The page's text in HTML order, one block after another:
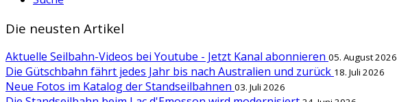
Die neusten Artikel
Aktuelle Seilbahn-Videos bei Youtube - Jetzt Kanal abonnieren 05. August 2026
Die Gütschbahn fährt jedes Jahr bis nach Australien und zurück 18. Juli 2026
Neue Fotos im Katalog der Standseilbahnen 03. Juli 2026